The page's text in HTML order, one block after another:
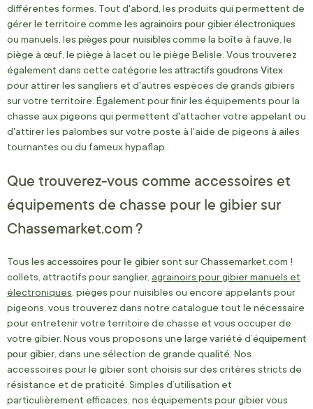
différentes formes. Tout d'abord, les produits qui permettent de
gérer le territoire comme les agrainoirs pour gibierélectroniques
ou manuels, les pièges pour nuisiblescomme la boîte à fauve, le
piège à œuf, le piège à lacet ou le piège Belisle. Vous trouverez
également dans cette catégorie les attractifs goudrons Vitex
pour attirer les sangliers et d'autres espèces de grands gibiers
sur votre territoire. Également pour finir les équipements pour la
chasse aux pigeons qui permettent d'attacher votre appelant ou
d'attirer les palombes sur votre poste à l'aide de pigeons à ailes
tournantes ou du fameux hypaflap.
Que trouverez-vous comme accessoires et
équipements de chasse pour le gibier sur
Chassemarket.com ?
Tous les accessoires pour le gibier sont sur Chassemarket.com !
collets, attractifs pour sanglier, agrainoirs pour gibier manuels et
électroniques , pièges pour nuisibles ou encore appelants pour
pigeons, vous trouverez dans notre catalogue tout le nécessaire
pour entretenir votre territoire de chasse et vous occuper de
votre gibier. Nous vous proposons une large variété d’équipement
pour gibier , dans une sélection de grande qualité. Nos
accessoires pour le gibier sont choisis sur des critères stricts de
résistance et de praticité. Simples d’utilisation et
particulièrement efficaces, nos équipements pour gibier vous